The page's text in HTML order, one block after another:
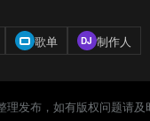
歌单 制作人
发布，如有版权问题请及